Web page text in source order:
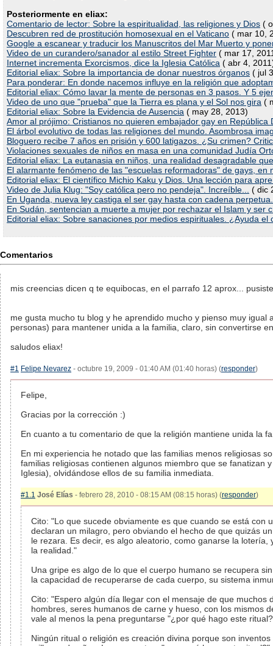
Posteriormente en eliax:
Comentario de lector: Sobre la espiritualidad, las religiones y Dios (
Descubren red de prostitución homosexual en el Vaticano ( mar 10,
Google a escanear y traducir los Manuscritos del Mar Muerto y
Video de un curandero/sanador al estilo Street Fighter ( mar 17,
Internet incrementa Exorcismos, dice la Iglesia Católica ( abr 4,
Editorial eliax: Sobre la importancia de donar nuestros órganos ( jul
Para ponderar: En donde nacemos influye en la religión que
Editorial eliax: Cómo lavar la mente de personas en 3 pasos. Y 5
Video de uno que "prueba" que la Tierra es plana y el Sol nos gira (
Editorial eliax: Sobre la Evidencia de Ausencia ( may 28, 2013)
Amor al prójimo: Cristianos no quieren embajador gay en República
El árbol evolutivo de todas las religiones del mundo. Asombrosa
Bloguero recibe 7 años en prisión y 600 latigazos. ¿Su crimen?
Violaciones sexuales de niños en masa en una comunidad Judía
Editorial eliax: La eutanasia en niños, una realidad desagradable
El alarmante fenómeno de las "escuelas reformadoras" de gays, en
Editorial eliax: El científico Michio Kaku y Dios. Una lección para
Video de Julia Klug: "Soy católica pero no pendeja". Increíble...
( dic
En Uganda, nueva ley castiga el ser gay hasta con cadena
En Sudán, sentencian a muerte a mujer por rechazar el Islam y ser
Editorial eliax: Sobre sanaciones por medios espirituales. ¿Ayuda el
Comentarios
mis creencias dicen q te equibocas, en el parrafo 12 aprox...
me gusta mucho tu blog y he aprendido mucho y pienso muy
personas) para mantener unida a la familia, claro, sin convertirse
saludos eliax!
#1 Felipe Nevarez - octubre 19, 2009 - 01:40 AM (01:40 horas) (responder)
Felipe,
Gracias por la corrección :)
En cuanto a tu comentario de que la religión mantiene unida la
En mi experiencia he notado que las familias menos religiosas
familias religiosas contienen algunos miembro que se fanatizan
Iglesia), olvidándose ellos de su familia inmediata.
#1.1 José Elías - febrero 28, 2010 - 08:15 AM (08:15 horas) (responder)
Cito: "Lo que sucede obviamente es que cuando se está
declaran un milagro, pero obviando el hecho de que quizás
le rezara. Es decir, es algo aleatorio, como ganarse la
la realidad."
Una gripe es algo de lo que el cuerpo humano se recupera
la capacidad de recuperarse de cada cuerpo, su sistema
Cito: "Espero algún día llegar con el mensaje de que
hombres, seres humanos de carne y hueso, con los mismos
vale al menos la pena preguntarse "¿por qué hago este
Ningún ritual o religión es creación divina porque son